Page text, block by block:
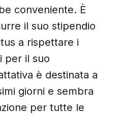
conveniente. È
il suo stipendio
a rispettare i
per il suo
è destinata a
giorni e sembra
per tutte le